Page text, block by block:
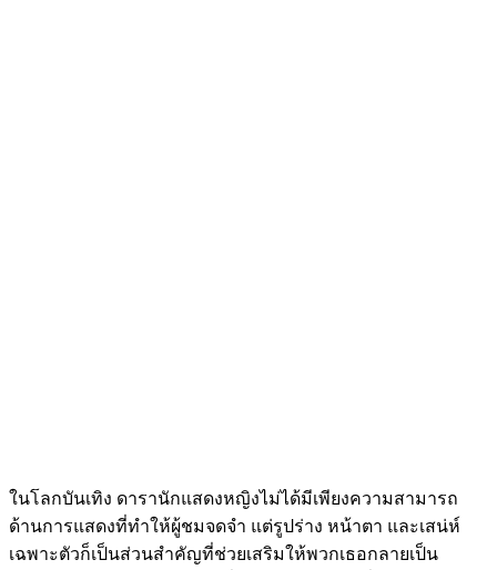
ในโลกบันเทิง ดารานักแสดงหญิงไม่ได้มีเพียงความสามารถ
ด้านการแสดงที่ทำให้ผู้ชมจดจำ แต่รูปร่าง หน้าตา และเสน่ห์
เฉพาะตัวก็เป็นส่วนสำคัญที่ช่วยเสริมให้พวกเธอกลายเป็น